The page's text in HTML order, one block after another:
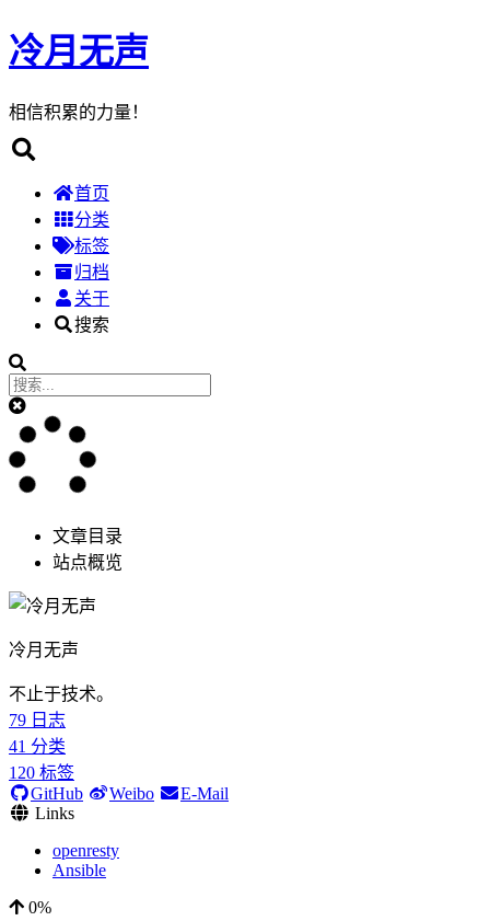
冷月无声
相信积累的力量！
首页
分类
标签
归档
关于
搜索
文章目录
站点概览
冷月无声
不止于技术。
79 日志
41 分类
120 标签
GitHub
Weibo
E-Mail
Links
openresty
Ansible
0%